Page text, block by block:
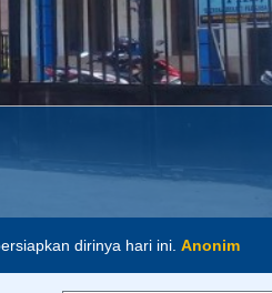
dirinya hari ini. Anonim